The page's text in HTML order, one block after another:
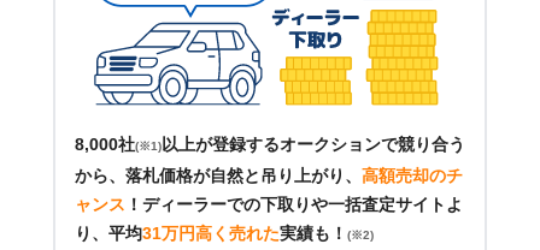
8,000社(※1)以上が登録するオークションで競り合う
から、落札価格が自然と吊り上がり、 高額売却のチ
ャンス ！ ディーラーでの下取りや一括査定サイトよ
り、平均31万円高く売れた実績も！ (※2)